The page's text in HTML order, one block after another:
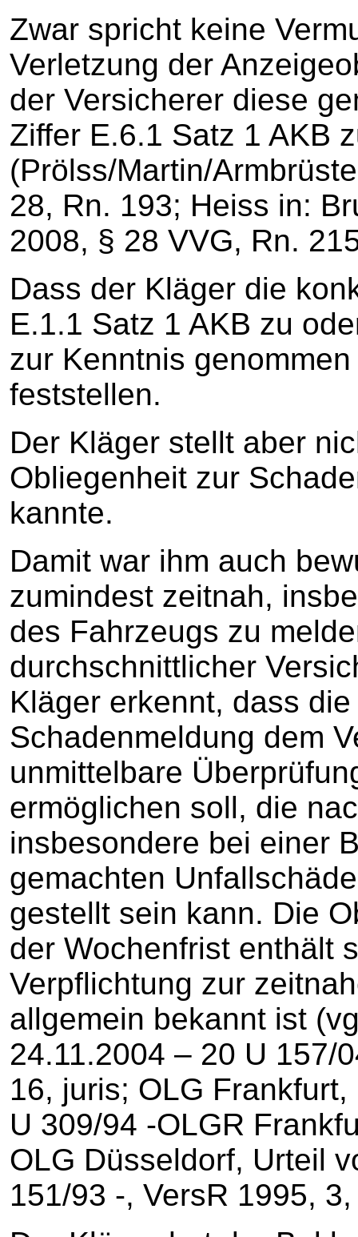
Zwar spricht keine
Verletzung der
der Versicherer diese
Ziffer E.6.1 Satz 1 AKB
(Prölss/Martin/
28, Rn. 193; Heiss in:
2008, § 28 VVG, Rn.
Dass der Kläger die
E.1.1 Satz 1 AKB zu
zur Kenntnis
feststellen.
Der Kläger stellt aber
Obliegenheit zur
kannte.
Damit war ihm auch
zumindest zeitnah,
des Fahrzeugs zu
durchschnittlicher
Kläger erkennt, dass
Schadenmeldung dem
unmittelbare
ermöglichen soll, die
insbesondere bei einer
gemachten
gestellt sein kann. Die
der Wochenfrist enthält
Verpflichtung zur
allgemein bekannt ist
24.11.2004 – 20 U 157/
16, juris; OLG
U 309/94 -OLGR
OLG Düsseldorf, Urteil
151/93 -, VersR 1995,